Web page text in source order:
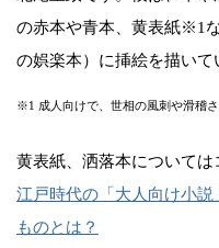
の赤本や青本、黄表紙※1
の娯楽本）に挿絵を描いて
※1 成人向けで、世相の風刺や滑稽
黄表紙、洒落本については
江戸時代の「大人向け小
ものとは？